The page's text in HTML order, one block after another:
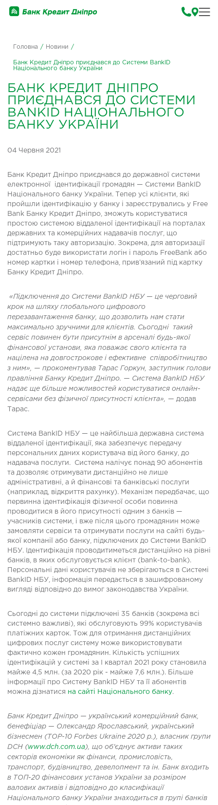
Головна / Новини /
Банк Кредит Дніпро приєднався до Системи BankID
Національного банку України
БАНК КРЕДИТ ДНІПРО
ПРИЄДНАВСЯ ДО СИСТЕМИ
BANKID НАЦІОНАЛЬНОГО
БАНКУ УКРАЇНИ
04 Червня 2021
Банк Кредит Дніпро приєднався до державної системи
електронної ідентифікації громадян — Системи BankID
Національного банку України. Тепер усі клієнти, які
пройшли ідентифікацію у банку і зареєструвались у Free
Bank Банку Кредит Дніпро, зможуть користуватися
простою системою віддаленої ідентифікації на порталах
державних та комерційних надавачів послуг, що
підтримують таку авторизацію. Зокрема, для авторизації
достатньо буде використати логін і пароль FreeBank або
номер картки і номер телефона, прив’язаний під картку
Банку Кредит Дніпро.
«Підключення до Системи BankID НБУ — це черговий
крок на шляху глобального цифрового
перезавантаження банку, що дозволить нам стати
максимально зручними для клієнтів. Сьогодні такий
сервіс повинен бути присутнім в арсеналі будь-якої
фінансової установи, яка поважає свого клієнта та
націлена на довгострокове і ефективне співробітництво
з ним», — прокоментував Тарас Горкун, заступник голови
правління Банку Кредит Дніпро. — Система BankID НБУ
надає ще більше можливостей користуватися онлайн-
сервісами без фізичної присутності клієнта», — додав
Тарас.
Система BankID НБУ — це найбільша державна система
віддаленої ідентифікації, яка забезпечує передачу
персональних даних користувача від його банку, до
надавача послуги. Система налічує понад 90 абонентів
та дозволяє отримувати дистанційно не лише
адміністративні, а й фінансові та банківські послуги
(наприклад, відкриття рахунку). Механізм передбачає, що
первинна ідентифікація фізичної особи повинна
проводитися в його присутності одним з банків —
учасників системи, і вже після цього громадянин може
замовляти сервіси та отримувати послуги на сайті будь-
якої компанії або банку, підключених до Системи BankID
НБУ. Ідентифікація проводитиметься дистанційно на рівні
банків, в яких обслуговується клієнт (bank-to-bank).
Персональні дані користувачів не зберігаються в Системі
BankID НБУ, інформація передається в зашифрованому
вигляді відповідно до вимог законодавства України.
Сьогодні до системи підключені 35 банків (зокрема всі
системно важливі), які обслуговують 99% користувачів
платіжних карток. Тож для отримання дистанційних
цифрових послуг систему може використовувати
фактично кожен громадянин. Кількість успішних
ідентифікацій у системі за I квартал 2021 року становила
майже 4,5 млн. (за 2020 рік - майже 7,6 млн.). Більше
інформації про Систему BankID НБУ та її абонентів
можна дізнатися на сайті Національного банку.
Банк Кредит Дніпро — український комерційний банк,
бенефіціар — Олександр Ярославський, український
бізнесмен (TOP-10 Forbes Ukraine 2020 р.), власник групи
DCH (www.dch.com.ua), що об'єднує активи таких
секторів економіки як фінанси, промисловість,
транспорт, будівництво, девелопмент та ін. Банк входить
в ТОП-20 фінансових установ України за розміром
валових активів і відповідно до класифікації
Національного банку України знаходиться в групі банків